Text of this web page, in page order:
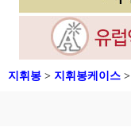
지휘봉 > 지휘봉케이스 >